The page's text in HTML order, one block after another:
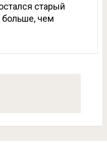
старый
больше, чем